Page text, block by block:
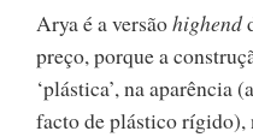
Arya é a versãohighend
preço, porque a
‘plástica’, na aparência
facto de plástico rígido),